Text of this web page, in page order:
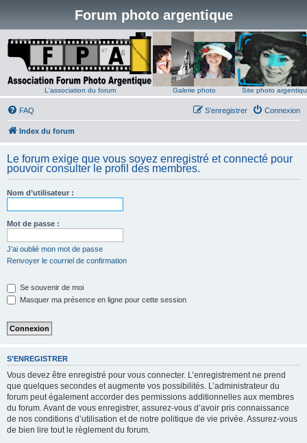
Forum photo argentique
L'association du forum Galerie photo Site photo
FAQ Connexion
S’enregistrer
Index du forum
Le forum exige que vous soyez enregistré et connecté pour
pouvoir consulter le profil des membres.
Nom d’utilisateur :
Mot de passe :
J’ai oublié mon mot de passe
Renvoyer le courriel de confirmation
Se souvenir de moi
Masquer ma présence en ligne pour cette session
S’ENREGISTRER
Vous devez être enregistré pour vous connecter. L’enregistrement ne prend
que quelques secondes et augmente vos possibilités. L’administrateur du
forum peut également accorder des permissions additionnelles aux membres
du forum. Avant de vous enregistrer, assurez-vous d’avoir pris connaissance
de nos conditions d’utilisation et de notre politique de vie privée. Assurez-vous
de bien lire tout le règlement du forum.